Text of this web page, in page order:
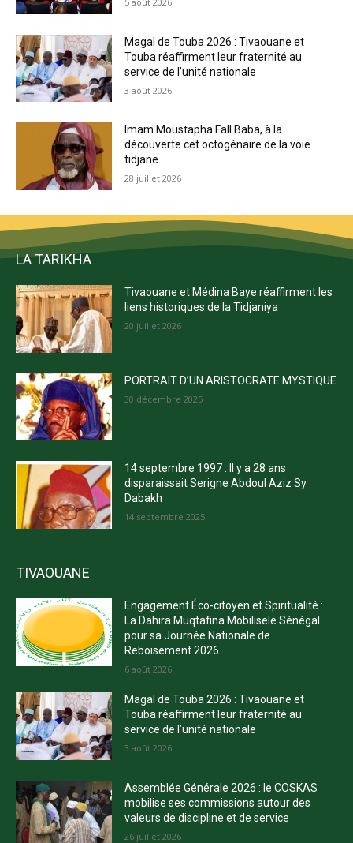
Magal de Touba 2026 : Tivaouane et
Touba réaffirment leur fraternité au
service de l’unité nationale
3 août 2026
Imam Moustapha Fall Baba, à la
découverte cet octogénaire de la voie
tidjane.
28 juillet 2026
LA TARIKHA
Tivaouane et Médina Baye réaffirment les
liens historiques de la Tidjaniya
20 juillet 2026
PORTRAIT D’UN ARISTOCRATE MYSTIQUE
30 décembre 2025
14 septembre 1997 : Il y a 28 ans
disparaissait Serigne Abdoul Aziz Sy
Dabakh
14 septembre 2025
TIVAOUANE
Engagement Éco-citoyen et Spiritualité :
La Dahira Muqtafina Mobilisele Sénégal
pour sa Journée Nationale de
Reboisement 2026
6 août 2026
Magal de Touba 2026 : Tivaouane et
Touba réaffirment leur fraternité au
service de l’unité nationale
3 août 2026
Assemblée Générale 2026 : le COSKAS
mobilise ses commissions autour des
valeurs de discipline et de service
26 juillet 2026